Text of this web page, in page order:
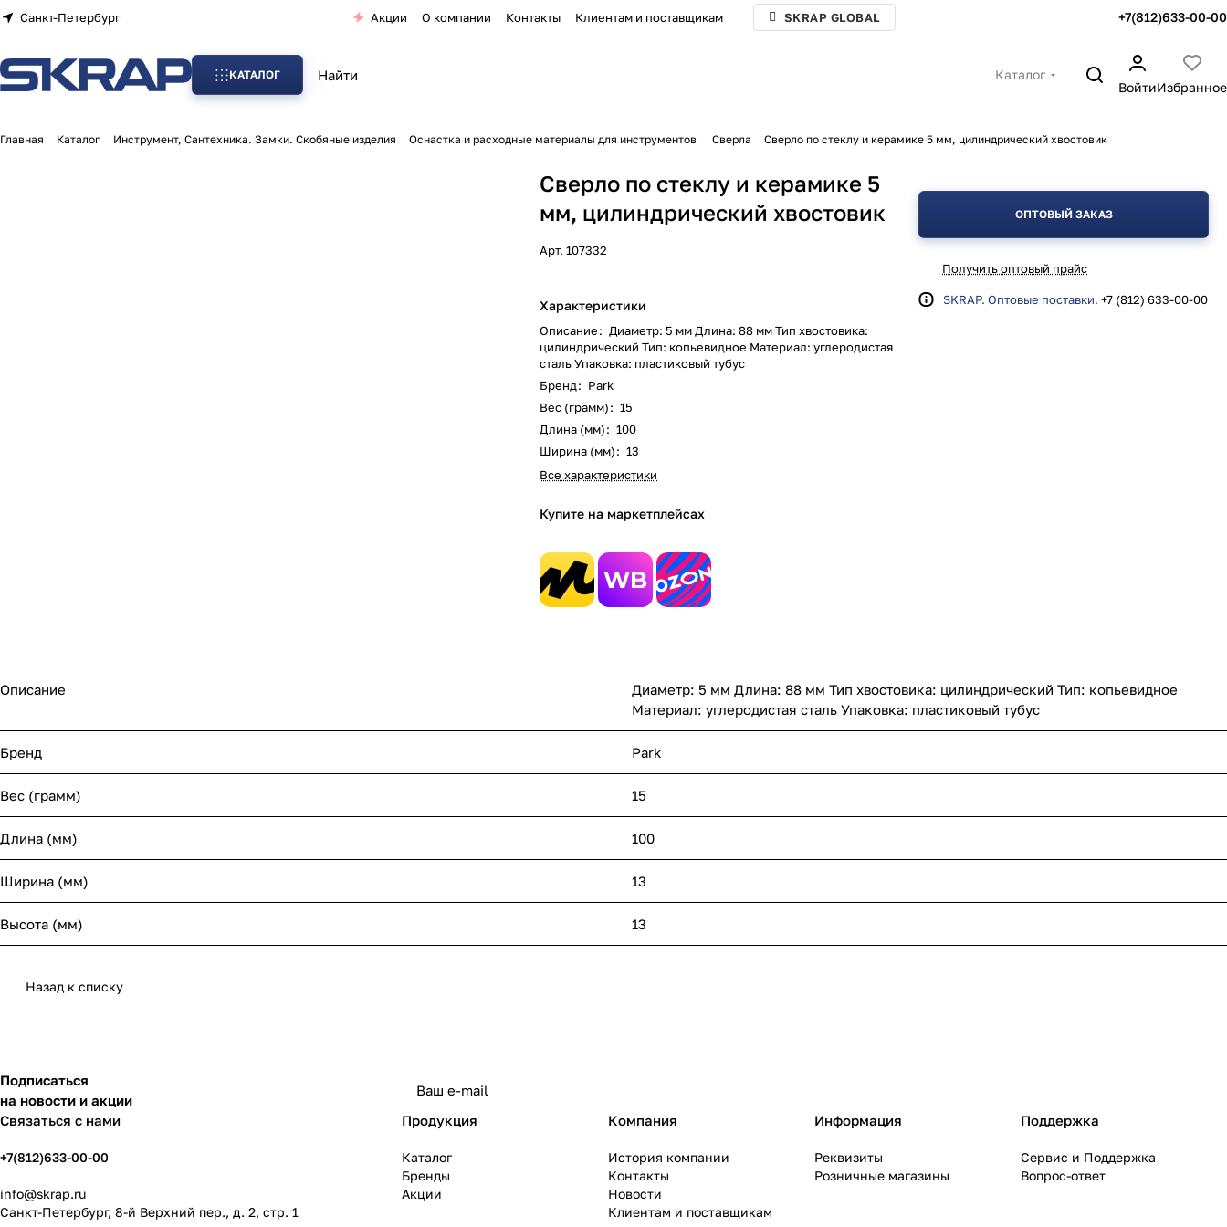
Санкт-Петербург Акции О компании Контакты Клиентам и поставщикам SKRAP GLOBAL +7(812)633-00-00
КАТАЛОГ
Каталог
ВойтиИзбранное
Главная Каталог Инструмент, Сантехника. Замки. Скобяные изделия Оснастка и расходные материалы для инструментов Сверла Сверло по стеклу и керамике 5 мм, цилиндрический хвостовик
Сверло по стеклу и керамике 5
мм, цилиндрический хвостовик
Арт.107332
Характеристики
Описание: Диаметр: 5 мм Длина: 88 мм Тип хвостовика:
цилиндрический Тип: копьевидное Материал: углеродистая
сталь Упаковка: пластиковый тубус
Бренд: Park
Вес (грамм): 15
Длина (мм): 100
Ширина (мм): 13
Все характеристики
Купите на маркетплейсах
ОПТОВЫЙ ЗАКАЗ
Получить оптовый прайс
SKRAP. Оптовые поставки. +7 (812) 633-00-00
Описание
Диаметр: 5 мм Длина: 88 мм Тип хвостовика: цилиндрический Тип: копьевидное
Материал: углеродистая сталь Упаковка: пластиковый тубус
Бренд Park
Вес (грамм) 15
Длина (мм) 100
Ширина (мм) 13
Высота (мм) 13
Назад к списку
Подписаться
на новости и акции
Связаться с нами
+7(812)633-00-00
info@skrap.ru
Санкт-Петербург, 8-й Верхний пер., д. 2, стр. 1
Продукция
Каталог
Бренды
Акции
Компания
История компании
Контакты
Новости
Клиентам и поставщикам
Информация
Реквизиты
Розничные магазины
Поддержка
Сервис и Поддержка
Вопрос-ответ